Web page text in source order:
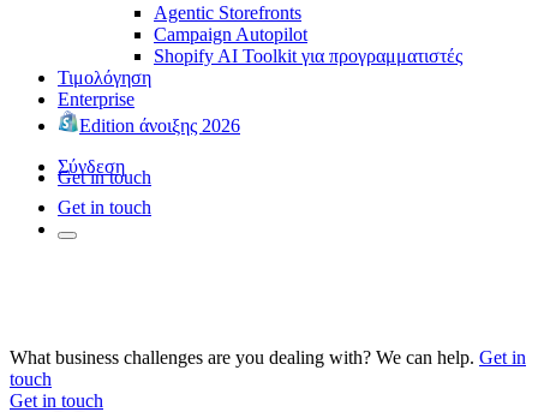
Agentic Storefronts
Campaign Autopilot
Shopify AI Toolkit για προγραμματιστές
Τιμολόγηση
Enterprise
Edition άνοιξης 2026
Σύνδεση
Get in touch
Get in touch
What business challenges are you dealing with? We can help. Get in
touch
Get in touch